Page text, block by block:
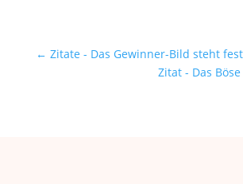
← Zitate - Das Gewinner-Bild steht fest
Zitat - Das